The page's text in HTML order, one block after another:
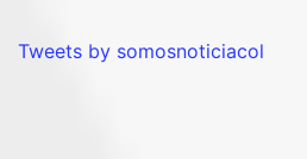
Tweets by somosnoticiacol